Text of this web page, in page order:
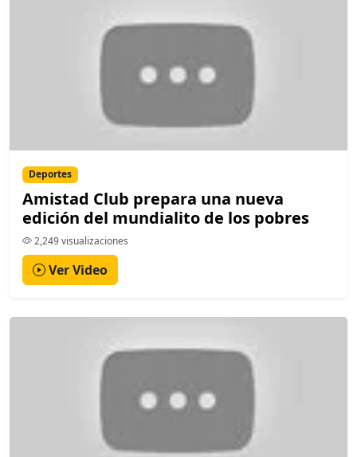
Deportes
Amistad Club prepara una nueva
edición del mundialito de los pobres
2,249 visualizaciones
Ver Video